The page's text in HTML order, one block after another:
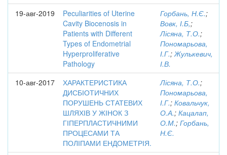
19-авг-2019
Peculiarities of Uterine
Cavity Biocenosis in
Patients with Different
Types of Endometrial
Hyperproliferative
Pathology
Горбань, Н.Є.;
Вовк, І.Б,;
Лісяна, Т.О.;
Пономарьова,
І.Г.;Жулькевич,
І.В.
10-авг-2017
ХАРАКТЕРИСТИКА
ДИСБІОТИЧНИХ
ПОРУШЕНЬ СТАТЕВИХ
ШЛЯХІВ У ЖІНОК З
ГІПЕРПЛАСТИЧНИМИ
ПРОЦЕСАМИ ТА
ПОЛІПАМИ ЕНДОМЕТРІЯ.
Лісяна, Т.О.;
Пономарьова,
І.Г.; Ковальчук,
О.А.; Кацалап,
О.М.; Горбань,
Н.Є.